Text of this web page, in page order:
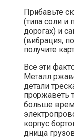
Прибавьте
(типа соли и
дорогах) и
(вибрация,
получите
Все эти
Металл
детали
проржаветь
больше
корпус
днища